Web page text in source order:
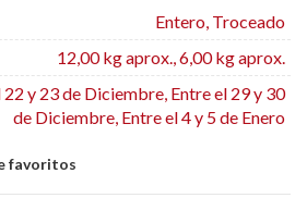
Entero, Troceado
12,00 kg aprox.,6,00 kg aprox.
22 y 23 de Diciembre, Entre el 29 y 30
de Diciembre, Entre el 4 y 5 de Enero
favoritos